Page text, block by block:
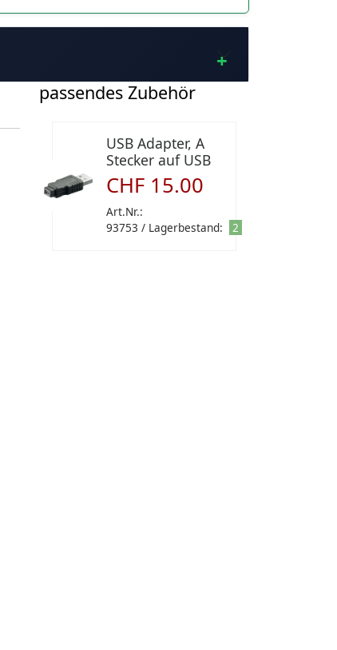
passendes Zubehör
USB Adapter, A
Stecker auf USB
Mini Buchse
CHF 15.00
Art.Nr.:
93753 / Lagerbestand:
2